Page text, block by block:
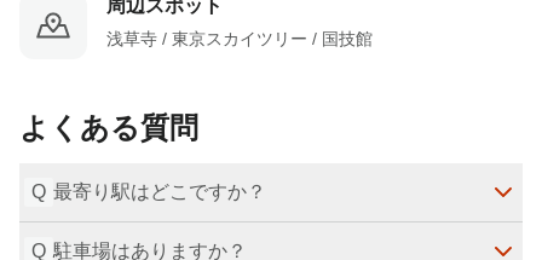
周辺スポット
浅草寺 / 東京スカイツリー / 国技館
よくある質問
Q 最寄り駅はどこですか？
【JR総武線浅草橋駅】東口より徒歩2分
Q 駐車場はありますか？